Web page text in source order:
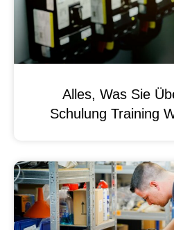
Alles, Was Sie
Schulung Training